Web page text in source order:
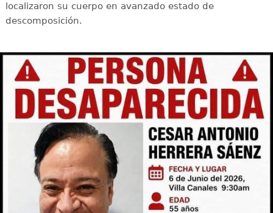
localizaron su cuerpo en avanzado estado de
descomposición.